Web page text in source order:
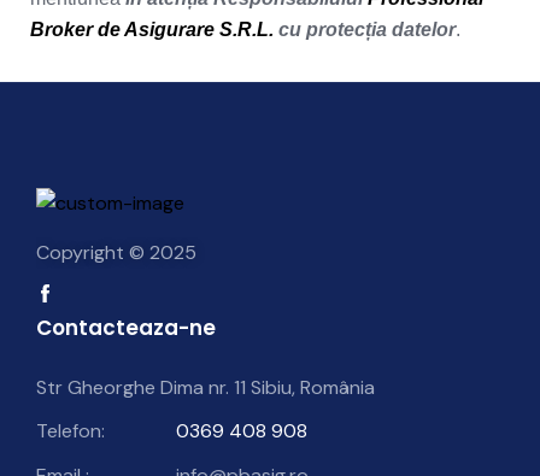
Broker de Asigurare S.R.L. cu protecția datelor.
Copyright © 2025
Contacteaza-ne
Str Gheorghe Dima nr. 11 Sibiu, România
Telefon:
0369 408 908